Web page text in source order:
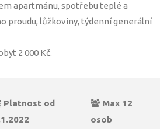
apartmánu, spotřebu teplé a
proudu, lůžkoviny, týdenní generální
2 000 Kč.
Platnost od
Max 12
osob